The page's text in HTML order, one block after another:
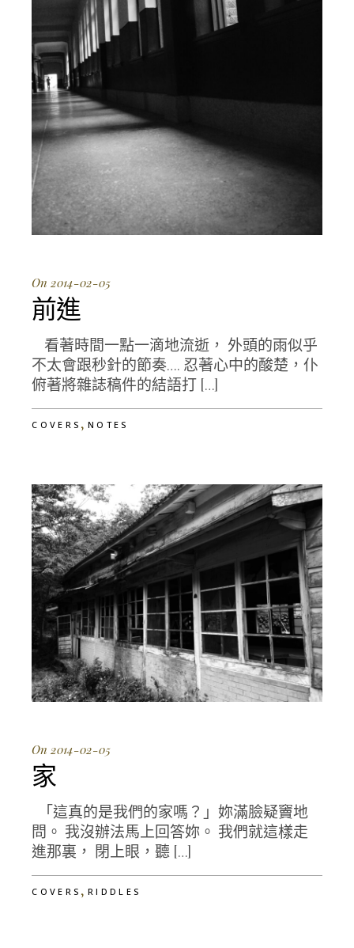
On 2014-02-05
前進
看著時間一點一滴地流逝， 外頭的雨似乎
不太會跟秒針的節奏…. 忍著心中的酸楚，仆
俯著將雜誌稿件的結語打 […]
COVERS ,NOTES
On 2014-02-05
家
「這真的是我們的家嗎？」妳滿臉疑竇地
問。 我沒辦法馬上回答妳。 我們就這樣走
進那裏， 閉上眼，聽 […]
COVERS ,RIDDLES